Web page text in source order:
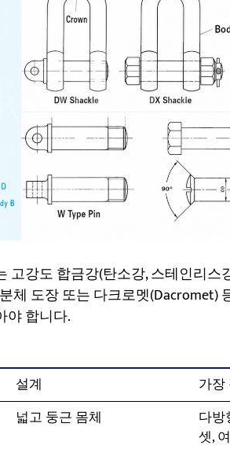
고강도 합금강(탄소강, 스테인리
체 도장 또는 다크로멧(Dacromet)
야 합니다.
설계 가장
넓고 둥근 몸체
다방
셋,